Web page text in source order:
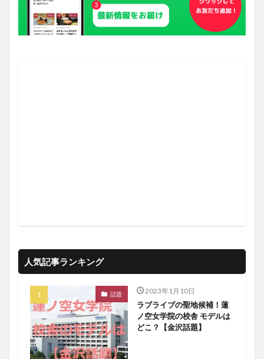
人気記事ランキング
話題 2023年1月10日
ラブライブの聖地候補！蓮
ノ空女学院の校舎 モデルは
どこ？【金沢話題】